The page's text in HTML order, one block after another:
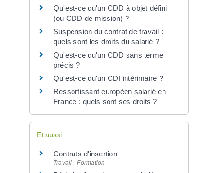
Qu'est-ce qu'un CDD à objet défini
(ou CDD de mission) ?
Suspension du contrat de travail :
quels sont les droits du salarié ?
Qu'est-ce qu'un CDD sans terme
précis ?
Qu'est-ce qu'un CDI intérimaire ?
Ressortissant européen salarié en
France : quels sont ses droits ?
Et aussi
Contrats d'insertion
Travail - Formation